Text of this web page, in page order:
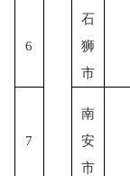
6
石
狮
市
7
南
安
市